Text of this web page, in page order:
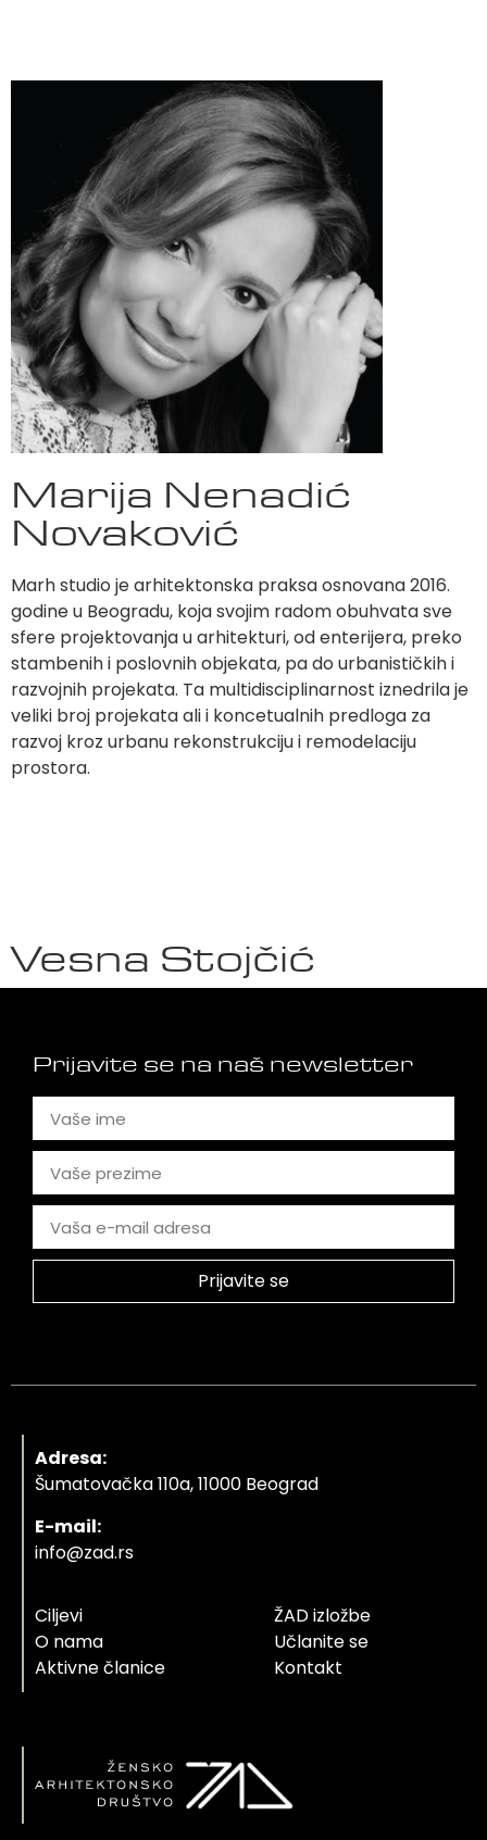
Marija Nenadić
Novaković
Marh studio je arhitektonska praksa osnovana 2016.
godine u Beogradu, koja svojim radom obuhvata sve
sfere projektovanja u arhitekturi, od enterijera, preko
stambenih i poslovnih objekata, pa do urbanističkih i
razvojnih projekata. Ta multidisciplinarnost iznedrila je
veliki broj projekata ali i koncetualnih predloga za
razvoj kroz urbanu rekonstrukciju i remodelaciju
prostora.
Vesna Stojčić
Prijavite se na naš newsletter
Prijavite se
Adresa:
Šumatovačka 110a, 11000 Beograd
E-mail:
info@zad.rs
Ciljevi
O nama
Aktivne članice
ŽAD izložbe
Učlanite se
Kontakt